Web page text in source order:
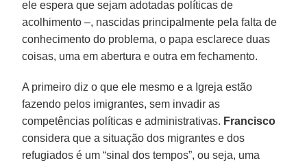
ele espera que sejam adotadas políticas de
acolhimento –, nascidas principalmente pela falta de
conhecimento do problema, o papa esclarece duas
coisas, uma em abertura e outra em fechamento.
A primeiro diz o que ele mesmo e a Igreja estão
fazendo pelos imigrantes, sem invadir as
competências políticas e administrativas. Francisco
considera que a situação dos migrantes e dos
refugiados é um “sinal dos tempos”, ou seja, uma